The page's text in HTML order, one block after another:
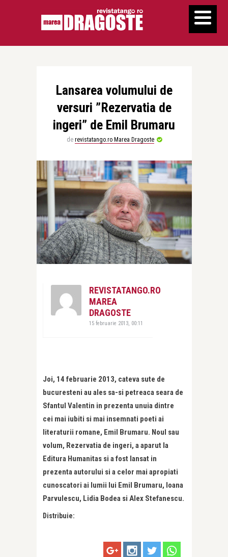
Lansarea volumului de
versuri ”Rezervatia de
ingeri” de Emil Brumaru
de revistatango.ro Marea Dragoste
REVISTATANGO.RO
MAREA
DRAGOSTE
15 februarie 2013, 00:11
Joi, 14 februarie 2013, cateva sute de
bucuresteni au ales sa-si petreaca seara de
Sfantul Valentin in prezenta unuia dintre
cei mai iubiti si mai insemnati poeti ai
literaturii romane, Emil Brumaru. Noul sau
volum, Rezervatia de ingeri, a aparut la
Editura Humanitas si a fost lansat in
prezenta autorului si a celor mai apropiati
cunoscatori ai lumii lui Emil Brumaru, Ioana
Parvulescu, Lidia Bodea si Alex Stefanescu.
Distribuie: